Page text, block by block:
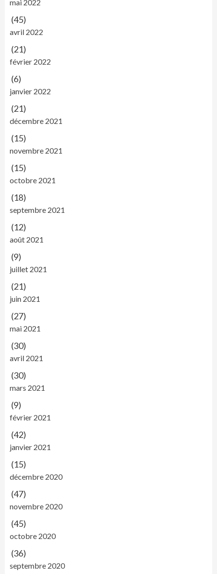
mai 2022
(45)
avril 2022
(21)
février 2022
(6)
janvier 2022
(21)
décembre 2021
(15)
novembre 2021
(15)
octobre 2021
(18)
septembre 2021
(12)
août 2021
(9)
juillet 2021
(21)
juin 2021
(27)
mai 2021
(30)
avril 2021
(30)
mars 2021
(9)
février 2021
(42)
janvier 2021
(15)
décembre 2020
(47)
novembre 2020
(45)
octobre 2020
(36)
septembre 2020